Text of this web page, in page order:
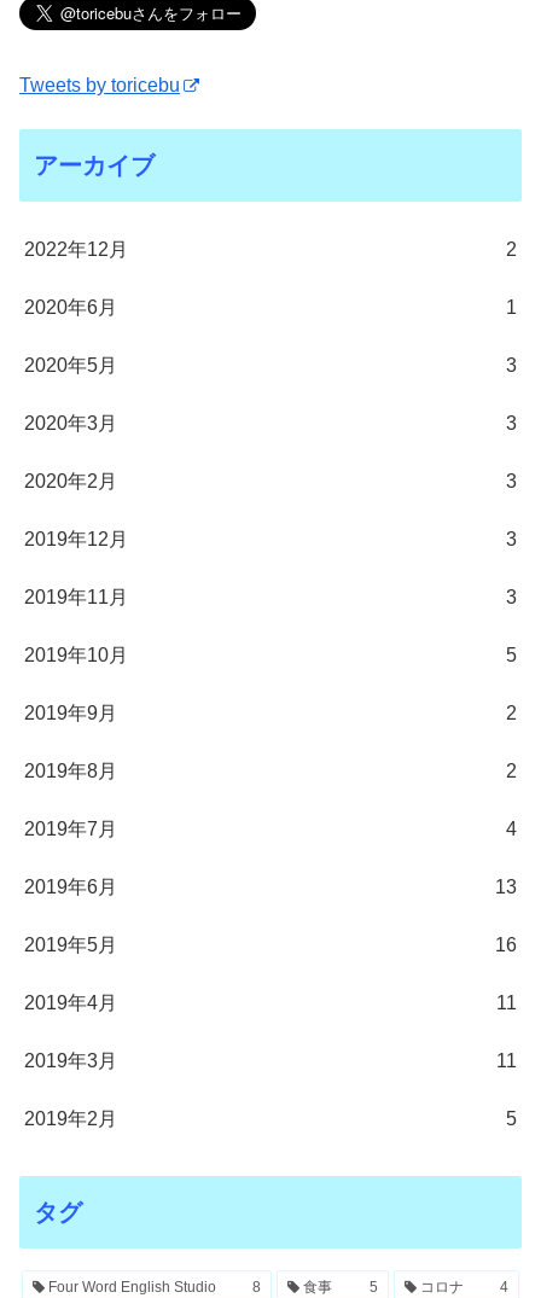
Tweets by toricebu
アーカイブ
2022年12月 2
2020年6月 1
2020年5月 3
2020年3月 3
2020年2月 3
2019年12月 3
2019年11月 3
2019年10月 5
2019年9月 2
2019年8月 2
2019年7月 4
2019年6月 13
2019年5月 16
2019年4月 11
2019年3月 11
2019年2月 5
タグ
Four Word English Studio 8 食事 5 コロナ 4